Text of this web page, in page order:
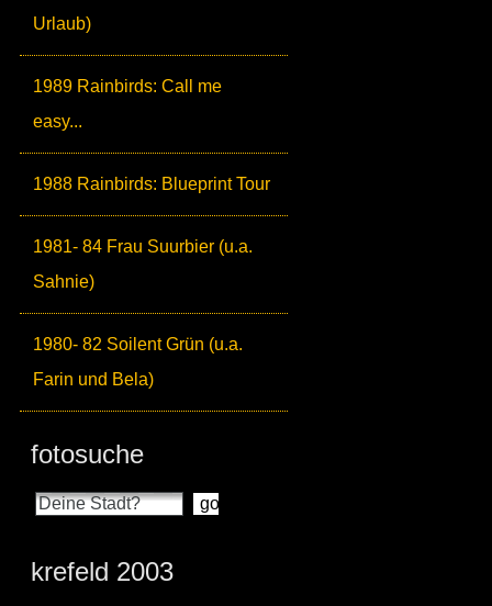
Urlaub)
1989 Rainbirds: Call me
easy...
1988 Rainbirds: Blueprint Tour
1981- 84 Frau Suurbier (u.a.
Sahnie)
1980- 82 Soilent Grün (u.a.
Farin und Bela)
fotosuche
krefeld 2003